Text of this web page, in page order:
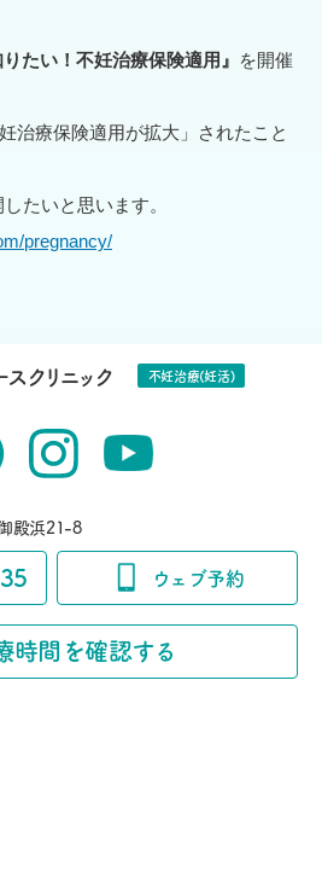
たい！不妊治療保険適用』 を開催
治療保険適用が拡大」されたこと
たいと思います。
pregnancy/
クリニック 不妊治療(妊活)
殿浜21-8
ウェブ予約
時間を確認する